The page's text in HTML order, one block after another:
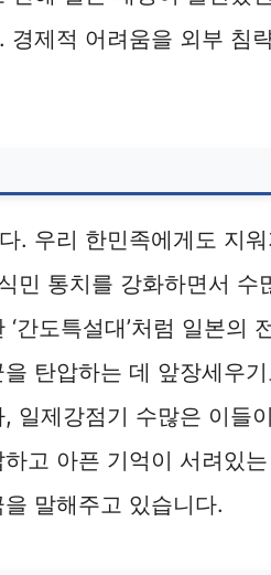
제적 어려움을 외부 침
. 우리 한민족에게도 지워
민 통치를 강화하면서 수
간도특설대’처럼 일본의
탄압하는 데 앞장세우
일제강점기 수많은 이들이
고 아픈 기억이 서려있
말해주고 있습니다.